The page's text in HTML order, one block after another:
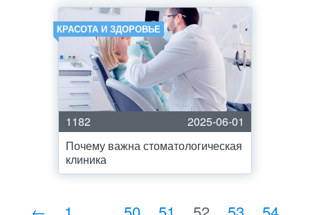
КРАСОТА И ЗДОРОВЬЕ
1182
2025-06-01
Почему важна стоматологическая
клиника